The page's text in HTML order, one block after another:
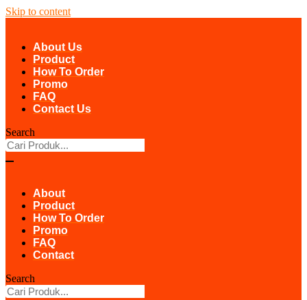
Skip to content
About Us
Product
How To Order
Promo
FAQ
Contact Us
Search
About
Product
How To Order
Promo
FAQ
Contact
Search